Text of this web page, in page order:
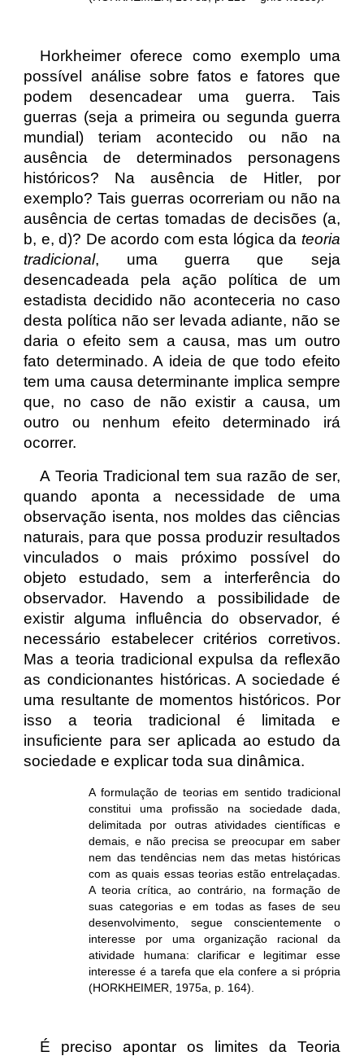
Horkheimer oferece como exemplo uma
possível análise sobre fatos e fatores que
podem desencadear uma guerra. Tais
guerras (seja a primeira ou segunda guerra
mundial) teriam acontecido ou não na
ausência de determinados personagens
históricos? Na ausência de Hitler, por
exemplo? Tais guerras ocorreriam ou não na
ausência de certas tomadas de decisões (a,
b, e, d)? De acordo com esta lógica da teoria
tradicional, uma guerra que seja
desencadeada pela ação política de um
estadista decidido não aconteceria no caso
desta política não ser levada adiante, não se
daria o efeito sem a causa, mas um outro
fato determinado. A ideia de que todo efeito
tem uma causa determinante implica sempre
que, no caso de não existir a causa, um
outro ou nenhum efeito determinado irá
ocorrer.
A Teoria Tradicional tem sua razão de ser,
quando aponta a necessidade de uma
observação isenta, nos moldes das ciências
naturais, para que possa produzir resultados
vinculados o mais próximo possível do
objeto estudado, sem a interferência do
observador. Havendo a possibilidade de
existir alguma influência do observador, é
necessário estabelecer critérios corretivos.
Mas a teoria tradicional expulsa da reflexão
as condicionantes históricas. A sociedade é
uma resultante de momentos históricos. Por
isso a teoria tradicional é limitada e
insuficiente para ser aplicada ao estudo da
sociedade e explicar toda sua dinâmica.
A formulação de teorias em sentido tradicional
constitui uma profissão na sociedade dada,
delimitada por outras atividades científicas e
demais, e não precisa se preocupar em saber
nem das tendências nem das metas históricas
com as quais essas teorias estão entrelaçadas.
A teoria crítica, ao contrário, na formação de
suas categorias e em todas as fases de seu
desenvolvimento, segue conscientemente o
interesse por uma organização racional da
atividade humana: clarificar e legitimar esse
interesse é a tarefa que ela confere a si própria
(HORKHEIMER, 1975a, p. 164).
É preciso apontar os limites da Teoria